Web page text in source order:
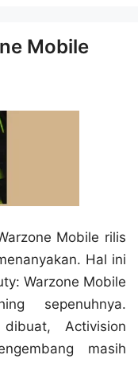
Mobile
Mobile rilis
Hal ini
Warzone Mobile
sepenuhnya.
Activision
masih